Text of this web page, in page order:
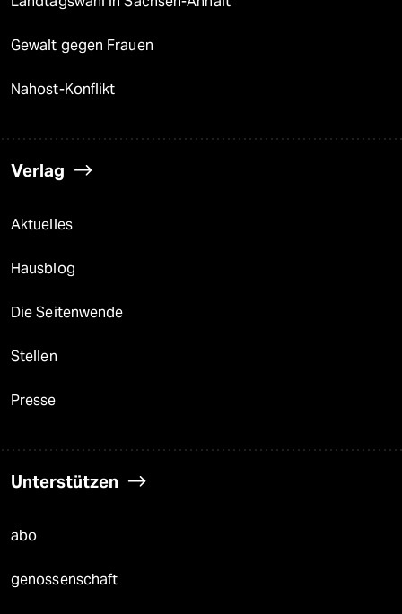
Gewalt gegen Frauen
Nahost-Konflikt
Verlag
Aktuelles
Hausblog
Die Seitenwende
Stellen
Presse
Unterstützen
abo
genossenschaft